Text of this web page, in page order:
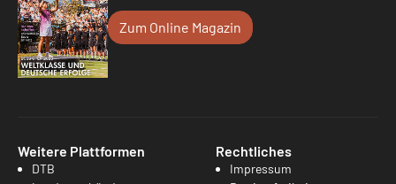
Zum Online Magazin
Weitere Plattformen
DTB
Rechtliches
Impressum